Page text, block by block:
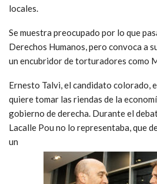
locales.
Se muestra preocupado por lo que
Derechos Humanos, pero convoca a
un encubridor de torturadores como
Ernesto Talvi, el candidato colorado,
quiere tomar las riendas de la
gobierno de derecha. Durante el
Lacalle Pou no lo representaba, que
un